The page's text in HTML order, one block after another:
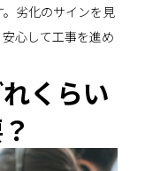
。劣化のサインを見
心して工事を進め
くらい